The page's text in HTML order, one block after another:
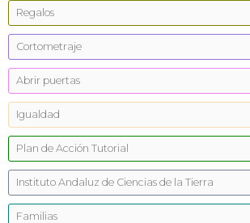
Regalos
Cortometraje
Abrir puertas
Igualdad
Plan de Acción Tutorial
Instituto Andaluz de Ciencias de la Tierra
Familias